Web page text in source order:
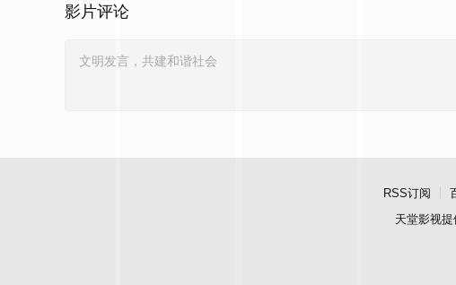
影片评论
RSS订阅
天堂影视提